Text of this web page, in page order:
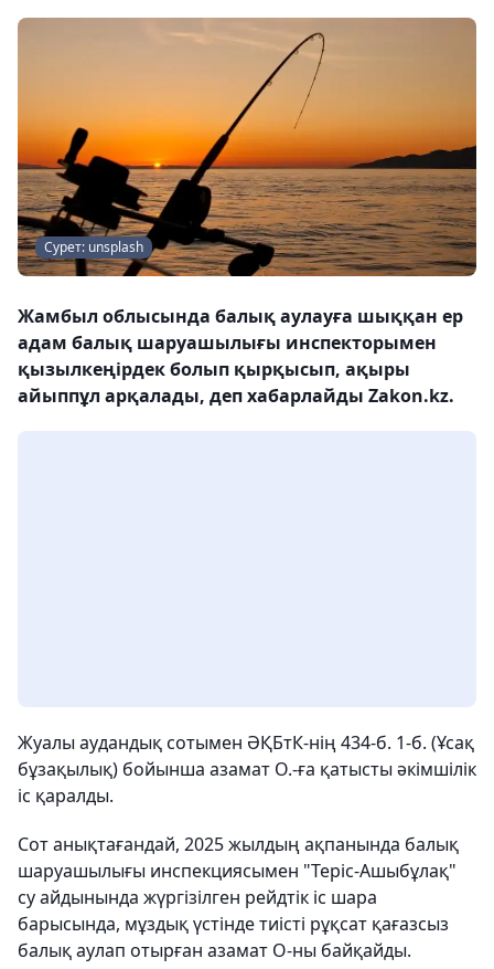
Сурет: unsplash
Жамбыл облысында балық аулауға шыққан ер
адам балық шаруашылығы инспекторымен
қызылкеңірдек болып қырқысып, ақыры
айыппұл арқалады, деп хабарлайды Zakon.kz.
Жуалы аудандық сотымен ӘҚБтК-нің 434-б. 1-б. (Ұсақ
бұзақылық) бойынша азамат О.-ға қатысты әкімшілік
іс қаралды.
Сот анықтағандай, 2025 жылдың ақпанында балық
шаруашылығы инспекциясымен "Теріс-Ашыбұлақ"
су айдынында жүргізілген рейдтік іс шара
барысында, мұздық үстінде тиісті рұқсат қағазсыз
балық аулап отырған азамат О-ны байқайды.